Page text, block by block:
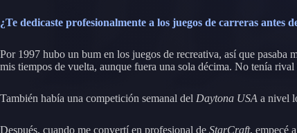
¿Te dedicaste profesionalmente a los juegos de carreras antes
Por 1997 hubo un bum en los juegos de recreativa, así que
mis tiempos de vuelta, aunque fuera una sola décima. No tenía rival
También había una competición semanal del Daytona USA a nivel
Después, cuando me convertí en profesional de StarCraft, empecé